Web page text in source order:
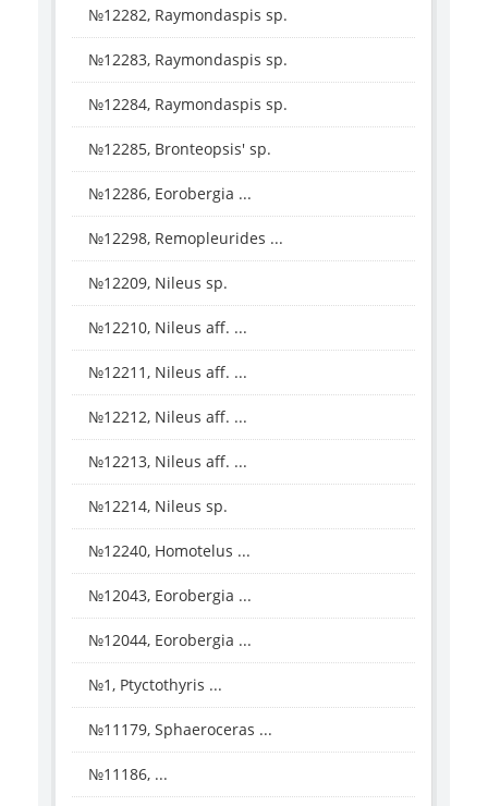
№12282, Raymondaspis sp.
№12283, Raymondaspis sp.
№12284, Raymondaspis sp.
№12285, Bronteopsis' sp.
№12286, Eorobergia ...
№12298, Remopleurides ...
№12209, Nileus sp.
№12210, Nileus aff. ...
№12211, Nileus aff. ...
№12212, Nileus aff. ...
№12213, Nileus aff. ...
№12214, Nileus sp.
№12240, Homotelus ...
№12043, Eorobergia ...
№12044, Eorobergia ...
№1, Ptyctothyris ...
№11179, Sphaeroceras ...
№11186, ...